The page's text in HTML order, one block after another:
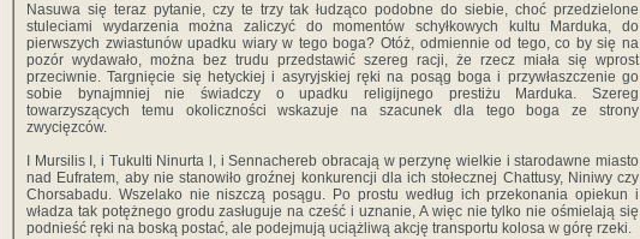
Nasuwa się teraz pytanie, czy te trzy tak łudząco podobne do siebie, choć przedzielone
stuleciami wydarzenia można zaliczyć do momentów schyłkowych kultu Marduka, do
pierwszych zwiastunów upadku wiary w tego boga? Otóż, odmiennie od tego, co by się na
pozór wydawało, można bez trudu przedstawić szereg racji, że rzecz miała się wprost
przeciwnie. Targnięcie się hetyckiej i asyryjskiej ręki na posąg boga i przywłaszczenie go
sobie bynajmniej nie świadczy o upadku religijnego prestiżu Marduka. Szereg
towarzyszących temu okoliczności wskazuje na szacunek dla tego boga ze strony
zwycięzców.
I Mursilis I, i Tukulti Ninurta l, i Sennachereb obracają w perzynę wielkie i starodawne miasto
nad Eufratem, aby nie stanowiło groźnej konkurencji dla ich stołecznej Chattusy, Niniwy czy
Chorsabadu. Wszelako nie niszczą posągu. Po prostu według ich przekonania opiekun i
władza tak potężnego grodu zasługuje na cześć i uznanie, A więc nie tylko nie ośmielają się
podnieść ręki na boską postać, ale podejmują uciążliwą akcję transportu kolosa w górę rzeki.